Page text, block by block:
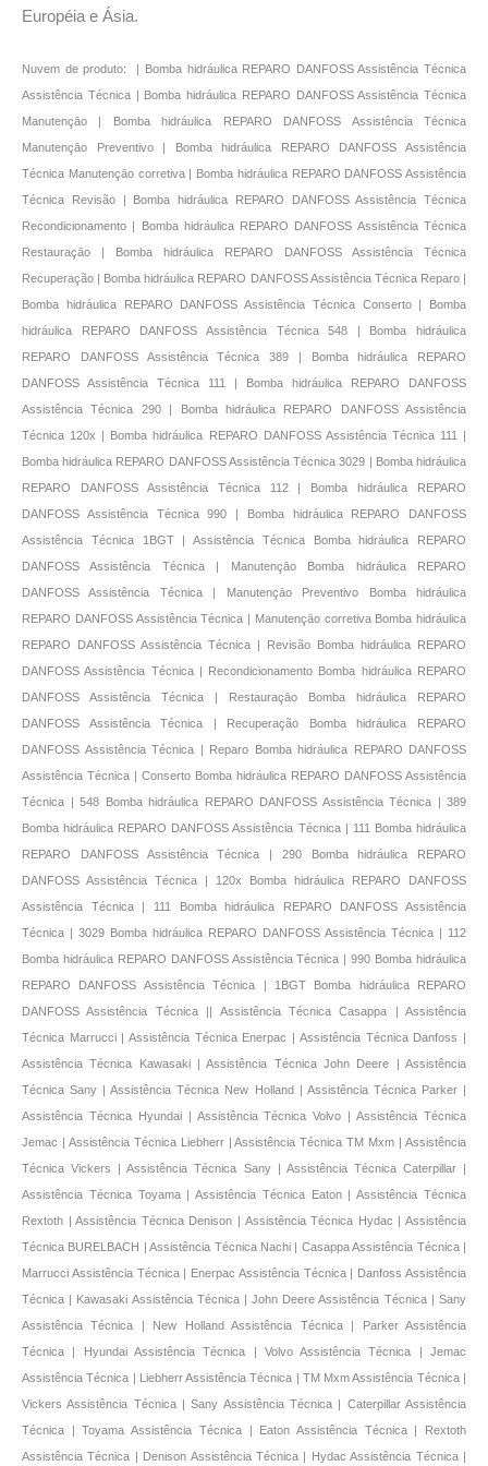
Européia e Ásia.
Nuvem de produto: | Bomba hidráulica REPARO DANFOSS Assistência Técnica
Assistência Técnica | Bomba hidráulica REPARO DANFOSS Assistência Técnica
Manutençāo | Bomba hidráulica REPARO DANFOSS Assistência Técnica
Manutençāo Preventivo | Bomba hidráulica REPARO DANFOSS Assistência
Técnica Manutençāo corretiva | Bomba hidráulica REPARO DANFOSS Assistência
Técnica Revisão | Bomba hidráulica REPARO DANFOSS Assistência Técnica
Recondicionamento | Bomba hidráulica REPARO DANFOSS Assistência Técnica
Restauraçāo | Bomba hidráulica REPARO DANFOSS Assistência Técnica
Recuperação | Bomba hidráulica REPARO DANFOSS Assistência Técnica Reparo |
Bomba hidráulica REPARO DANFOSS Assistência Técnica Conserto | Bomba
hidráulica REPARO DANFOSS Assistência Técnica 548 | Bomba hidráulica
REPARO DANFOSS Assistência Técnica 389 | Bomba hidráulica REPARO
DANFOSS Assistência Técnica 111 | Bomba hidráulica REPARO DANFOSS
Assistência Técnica 290 | Bomba hidráulica REPARO DANFOSS Assistência
Técnica 120x | Bomba hidráulica REPARO DANFOSS Assistência Técnica 111 |
Bomba hidráulica REPARO DANFOSS Assistência Técnica 3029 | Bomba hidráulica
REPARO DANFOSS Assistência Técnica 112 | Bomba hidráulica REPARO
DANFOSS Assistência Técnica 990 | Bomba hidráulica REPARO DANFOSS
Assistência Técnica 1BGT | Assistência Técnica Bomba hidráulica REPARO
DANFOSS Assistência Técnica | Manutençāo Bomba hidráulica REPARO
DANFOSS Assistência Técnica | Manutençāo Preventivo Bomba hidráulica
REPARO DANFOSS Assistência Técnica | Manutençāo corretiva Bomba hidráulica
REPARO DANFOSS Assistência Técnica | Revisão Bomba hidráulica REPARO
DANFOSS Assistência Técnica | Recondicionamento Bomba hidráulica REPARO
DANFOSS Assistência Técnica | Restauraçāo Bomba hidráulica REPARO
DANFOSS Assistência Técnica | Recuperação Bomba hidráulica REPARO
DANFOSS Assistência Técnica | Reparo Bomba hidráulica REPARO DANFOSS
Assistência Técnica | Conserto Bomba hidráulica REPARO DANFOSS Assistência
Técnica | 548 Bomba hidráulica REPARO DANFOSS Assistência Técnica | 389
Bomba hidráulica REPARO DANFOSS Assistência Técnica | 111 Bomba hidráulica
REPARO DANFOSS Assistência Técnica | 290 Bomba hidráulica REPARO
DANFOSS Assistência Técnica | 120x Bomba hidráulica REPARO DANFOSS
Assistência Técnica | 111 Bomba hidráulica REPARO DANFOSS Assistência
Técnica | 3029 Bomba hidráulica REPARO DANFOSS Assistência Técnica | 112
Bomba hidráulica REPARO DANFOSS Assistência Técnica | 990 Bomba hidráulica
REPARO DANFOSS Assistência Técnica | 1BGT Bomba hidráulica REPARO
DANFOSS Assistência Técnica || Assistência Técnica Casappa | Assistência
Técnica Marrucci | Assistência Técnica Enerpac | Assistência Técnica Danfoss |
Assistência Técnica Kawasaki | Assistência Técnica John Deere | Assistência
Técnica Sany | Assistência Técnica New Holland | Assistência Técnica Parker |
Assistência Técnica Hyundai | Assistência Técnica Volvo | Assistência Técnica
Jemac | Assistência Técnica Liebherr | Assistência Técnica TM Mxm | Assistência
Técnica Vickers | Assistência Técnica Sany | Assistência Técnica Caterpillar |
Assistência Técnica Toyama | Assistência Técnica Eaton | Assistência Técnica
Rextoth | Assistência Técnica Denison | Assistência Técnica Hydac | Assistência
Técnica BURELBACH | Assistência Técnica Nachi | Casappa Assistência Técnica |
Marrucci Assistência Técnica | Enerpac Assistência Técnica | Danfoss Assistência
Técnica | Kawasaki Assistência Técnica | John Deere Assistência Técnica | Sany
Assistência Técnica | New Holland Assistência Técnica | Parker Assistência
Técnica | Hyundai Assistência Técnica | Volvo Assistência Técnica | Jemac
Assistência Técnica | Liebherr Assistência Técnica | TM Mxm Assistência Técnica |
Vickers Assistência Técnica | Sany Assistência Técnica | Caterpillar Assistência
Técnica | Toyama Assistência Técnica | Eaton Assistência Técnica | Rextoth
Assistência Técnica | Denison Assistência Técnica | Hydac Assistência Técnica |